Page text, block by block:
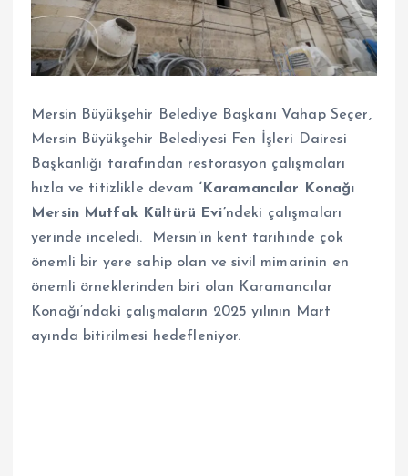
Mersin Büyükşehir Belediye Başkanı Vahap Seçer,
Mersin Büyükşehir Belediyesi Fen İşleri Dairesi
Başkanlığı tarafından restorasyon çalışmaları
hızla ve titizlikle devam ‘Karamancılar Konağı
Mersin Mutfak Kültürü Evi’ndeki çalışmaları
yerinde inceledi. Mersin’in kent tarihinde çok
önemli bir yere sahip olan ve sivil mimarinin en
önemli örneklerinden biri olan Karamancılar
Konağı’ndaki çalışmaların 2025 yılının Mart
ayında bitirilmesi hedefleniyor.